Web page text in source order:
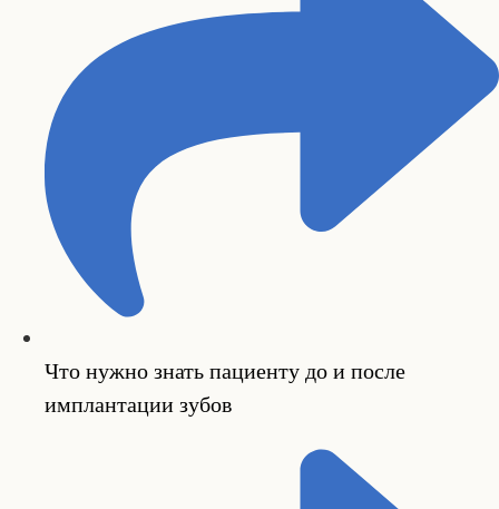
Что нужно знать пациенту до и после
имплантации зубов